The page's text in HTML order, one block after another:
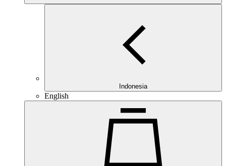
Indonesia
English